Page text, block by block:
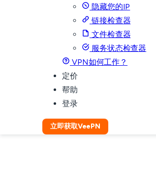
隐藏您的IP
链接检查器
文件检查器
服务状态检查器
VPN如何工作？
定价
帮助
登录
立即获取VeePN